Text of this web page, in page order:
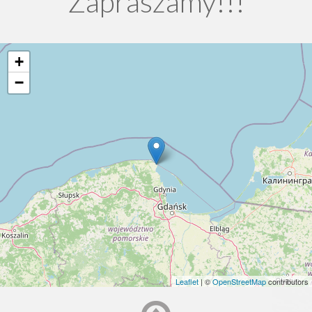
+
−
Leaflet | ©OpenStreetMapcontributors